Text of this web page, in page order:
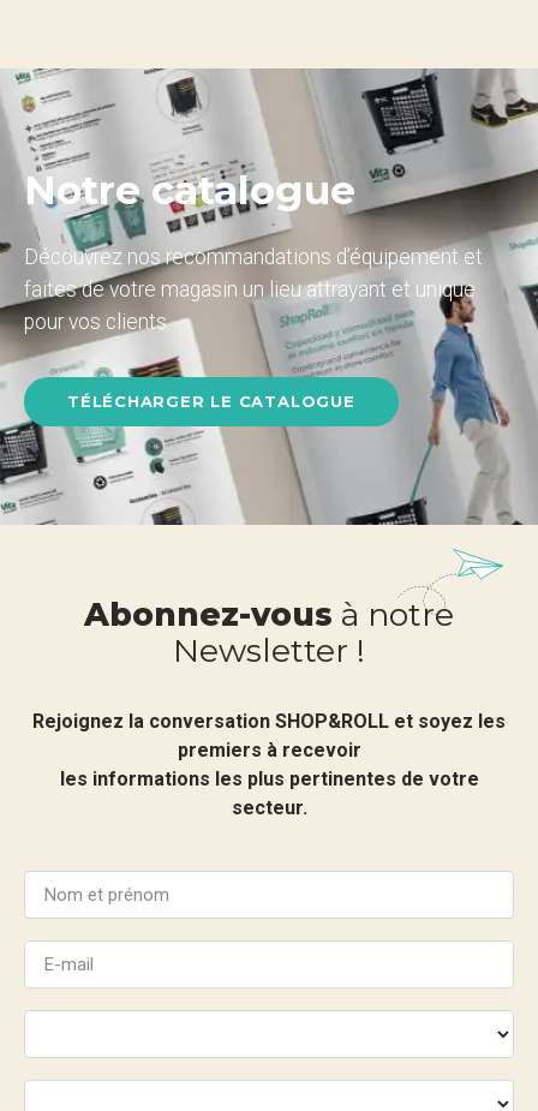
Notre catalogue
Découvrez nos recommandations d’équipement et
faites de votre magasin un lieu attrayant et unique
pour vos clients.
TÉLÉCHARGER LE CATALOGUE
Abonnez-vous à notre
Newsletter !
Rejoignez la conversation SHOP&ROLL et soyez les
premiers à recevoir
les informations les plus pertinentes de votre
secteur.